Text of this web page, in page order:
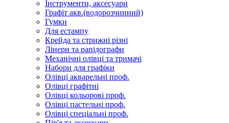
Інструменти, аксесуари
Графіт акв.(водорозчинний)
Гумки
Для естампу
Крейда та стрижні різні
Лінери та рапідографи
Механічні олівці та тримачі
Набори для графіки
Олівці акварельні проф.
Олівці графітні
Олівці кольорові проф.
Олівці пастельні проф.
Олівці спеціальні проф.